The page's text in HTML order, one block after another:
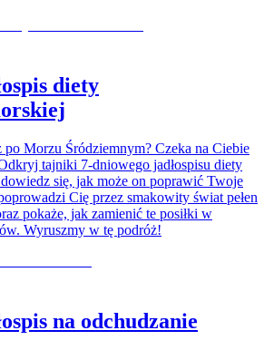
diety
po Morzu Śródziemnym? Czeka na Ciebie
tajniki 7-dniowego jadłospisu diety
się, jak może on poprawić Twoje
Cię przez smakowity świat pełen
pokaże, jak zamienić te posiłki w
Wyruszmy w tę podróż!
na odchudzanie